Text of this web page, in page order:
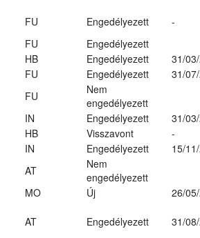
FU Engedélyezett
-
FU
Engedélyezett
HB Engedélyezett
31/
FU Engedélyezett
31/
FU
Nem
engedélyezett
IN Engedélyezett
31/
HB Visszavont
-
IN Engedélyezett
15/
AT
Nem
engedélyezett
MO Új
26/
AT Engedélyezett 31/